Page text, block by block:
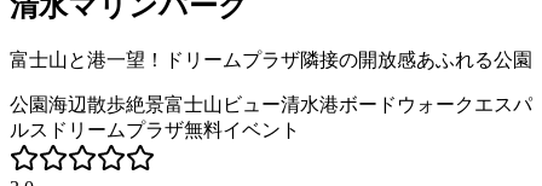
富士山と港一望！ドリームプラザ隣接の開放感あふれる公園
公園海辺散歩絶景富士山ビュー清水港ボードウォークエスパ
ルスドリームプラザ無料イベント